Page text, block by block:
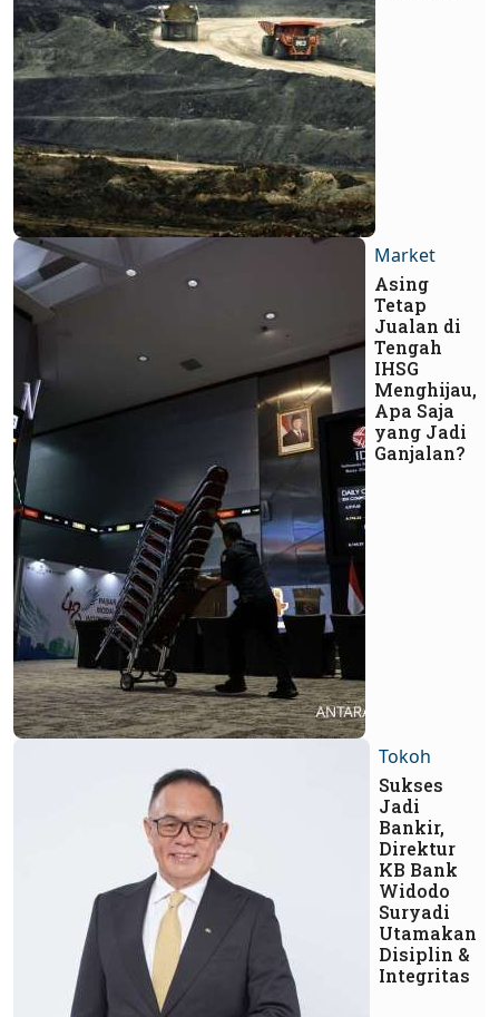
Market
Asing
Tetap
Jualan di
Tengah
IHSG
Menghijau,
Apa Saja
yang Jadi
Ganjalan?
Tokoh
Sukses
Jadi
Bankir,
Direktur
KB Bank
Widodo
Suryadi
Utamakan
Disiplin &
Integritas